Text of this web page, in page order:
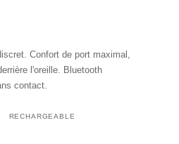
Confort de port maximal,
l'oreille. Bluetooth
contact.
RECHARGEABLE